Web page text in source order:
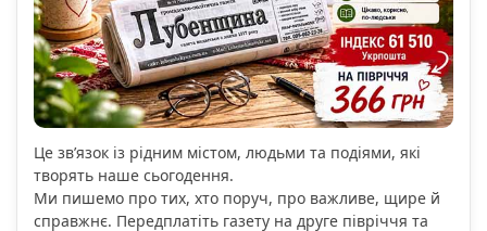
Це зв’язок із рідним містом, людьми та подіями, які
творять наше сьогодення.
Ми пишемо про тих, хто поруч, про важливе, щире й
справжнє. Передплатіть газету на друге півріччя та